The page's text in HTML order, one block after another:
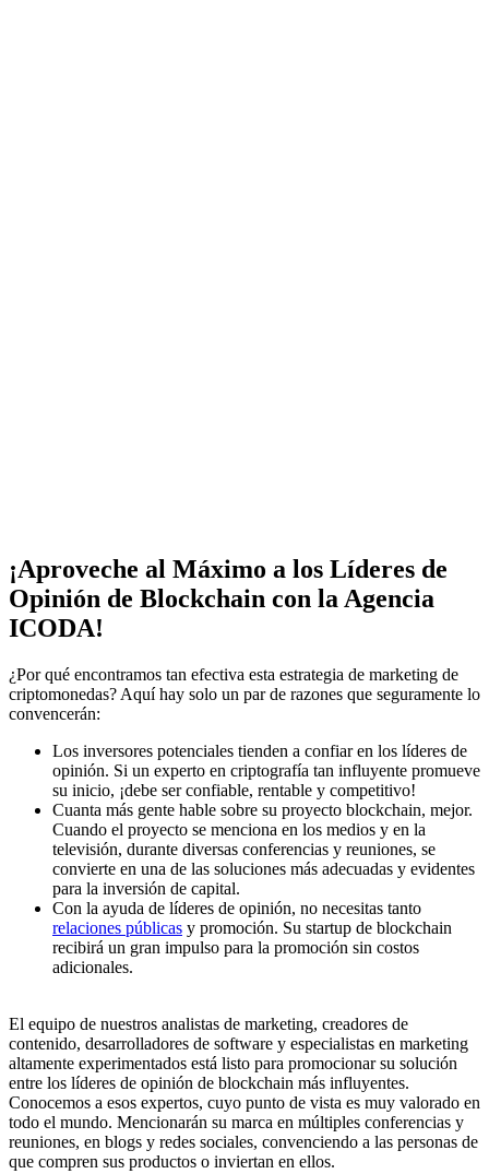
¡Aproveche al Máximo a los Líderes de
Opinión de Blockchain con la Agencia
ICODA!
¿Por qué encontramos tan efectiva esta estrategia de marketing de
criptomonedas? Aquí hay solo un par de razones que seguramente lo
convencerán:
Los inversores potenciales tienden a confiar en los líderes de
opinión. Si un experto en criptografía tan influyente promueve
su inicio, ¡debe ser confiable, rentable y competitivo!
Cuanta más gente hable sobre su proyecto blockchain, mejor.
Cuando el proyecto se menciona en los medios y en la
televisión, durante diversas conferencias y reuniones, se
convierte en una de las soluciones más adecuadas y evidentes
para la inversión de capital.
Con la ayuda de líderes de opinión, no necesitas tanto
relaciones públicas y promoción. Su startup de blockchain
recibirá un gran impulso para la promoción sin costos
adicionales.
El equipo de nuestros analistas de marketing, creadores de
contenido, desarrolladores de software y especialistas en marketing
altamente experimentados está listo para promocionar su solución
entre los líderes de opinión de blockchain más influyentes.
Conocemos a esos expertos, cuyo punto de vista es muy valorado en
todo el mundo. Mencionarán su marca en múltiples conferencias y
reuniones, en blogs y redes sociales, convenciendo a las personas de
que compren sus productos o inviertan en ellos.